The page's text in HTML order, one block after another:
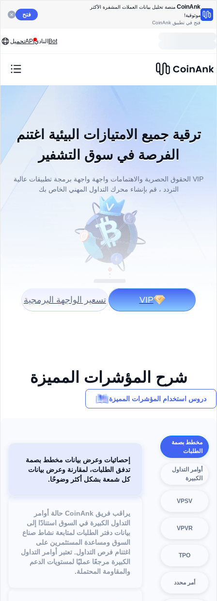
CoinAnk منصة تحليل بيانات العملات المشفرة الأكثر
موثوقية!
فتح في تطبيق CoinAnk
فتح
BotالناديAPIتحميل
ترقية جميع الامتيازات البيئية اغتنم
الفرصة في سوق التشفير
VIP الحقوق الحصرية والاهتمامات واجهة واجهة برمجة تطبيقات عالية
التردد ، قم بإنشاء محرك التداول المهني الخاص بك
VIP تسعير الواجهة البرمجية
شرح المؤشرات المميزة
دروس استخدام المؤشرات المميزة
مخطط بصمة
الطلبات
أوامر التداول
الكبيرة
VPSV
VPVR
TPO
أمر محدد
إحصائيات وعرض بيانات مخطط بصمة
تدفق الطلبات، لمقارنة وعرض بيانات
كل شمعة بشكل أكثر وضوحًا.
يراقب فريق CoinAnk حالة أوامر
التداول الكبيرة في السوق استنادًا إلى
بيانات دفتر الطلبات لمتابعة نشاط صناع
السوق ومساعدة المستثمرين على
اغتنام فرص التداول. تعتبر أوامر التداول
الكبيرة مرجعًا عمليًا لمستويات الدعم
والمقاومة المحتملة.